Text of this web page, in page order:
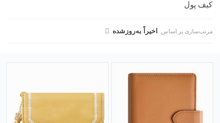
کیف پول
مرتب‌سازی بر اساس اخیراً به‌روز‌شده